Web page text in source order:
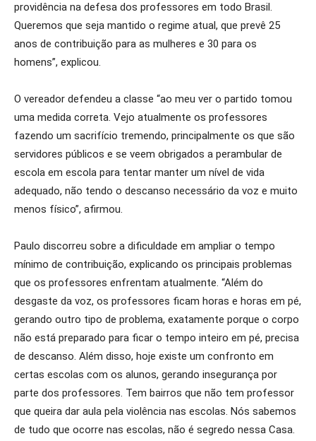
providência na defesa dos professores em todo Brasil.
Queremos que seja mantido o regime atual, que prevê 25
anos de contribuição para as mulheres e 30 para os
homens”, explicou.
O vereador defendeu a classe “ao meu ver o partido tomou
uma medida correta. Vejo atualmente os professores
fazendo um sacrifício tremendo, principalmente os que são
servidores públicos e se veem obrigados a perambular de
escola em escola para tentar manter um nível de vida
adequado, não tendo o descanso necessário da voz e muito
menos físico”, afirmou.
Paulo discorreu sobre a dificuldade em ampliar o tempo
mínimo de contribuição, explicando os principais problemas
que os professores enfrentam atualmente. “Além do
desgaste da voz, os professores ficam horas e horas em pé,
gerando outro tipo de problema, exatamente porque o corpo
não está preparado para ficar o tempo inteiro em pé, precisa
de descanso. Além disso, hoje existe um confronto em
certas escolas com os alunos, gerando insegurança por
parte dos professores. Tem bairros que não tem professor
que queira dar aula pela violência nas escolas. Nós sabemos
de tudo que ocorre nas escolas, não é segredo nessa Casa.